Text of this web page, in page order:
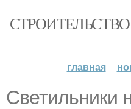
главная
Светильники